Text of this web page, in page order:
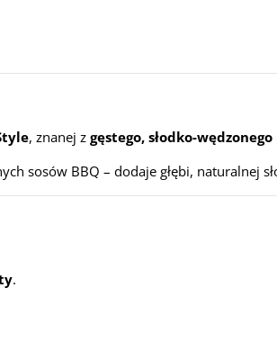
, znanej z gęstego, słodko-
sosów BBQ – dodaje głębi, naturalnej
.